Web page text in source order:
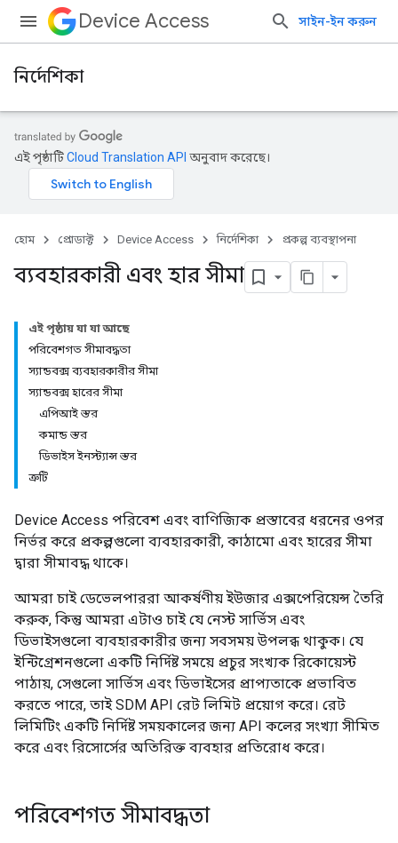
Device Access সাইন-ইন করুন
নির্দেশিকা
এই পৃষ্ঠাটিCloud Translation API অনুবাদ করেছে।
হোম প্রোডাক্ট Device Access নির্দেশিকা প্রকল্প ব্যবস্থাপনা
ব্যবহারকারী এবং হার সীমা
এই পৃষ্ঠায় যা যা আছে
পরিবেশগত সীমাবদ্ধতা
স্যান্ডবক্স ব্যবহারকারীর সীমা
স্যান্ডবক্স হারের সীমা
এপিআই স্তর
কমান্ড স্তর
ডিভাইস ইনস্ট্যান্স স্তর
ত্রুটি
Device Access পরিবেশ এবং বাণিজ্যিক প্রস্তাবের ধরনের ওপর
নির্ভর করে প্রকল্পগুলো ব্যবহারকারী, কাঠামো এবং হারের সীমা
দ্বারা সীমাবদ্ধ থাকে।
আমরা চাই ডেভেলপাররা আকর্ষণীয় ইউজার এক্সপেরিয়েন্স তৈরি
করুক, কিন্তু আমরা এটাও চাই যে নেস্ট সার্ভিস এবং
ডিভাইসগুলো ব্যবহারকারীর জন্য সবসময় উপলব্ধ থাকুক। যে
ইন্টিগ্রেশনগুলো একটি নির্দিষ্ট সময়ে প্রচুর সংখ্যক রিকোয়েস্ট
পাঠায়, সেগুলো সার্ভিস এবং ডিভাইসের প্রাপ্যতাকে প্রভাবিত
করতে পারে, তাই SDM API রেট লিমিট প্রয়োগ করে। রেট
লিমিটিং একটি নির্দিষ্ট সময়কালের জন্য API কলের সংখ্যা সীমিত
করে এবং রিসোর্সের অতিরিক্ত ব্যবহার প্রতিরোধ করে।
পরিবেশগত সীমাবদ্ধতা